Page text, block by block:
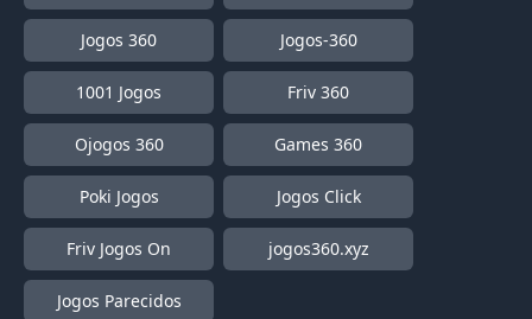
Jogos 360 Jogos-360
1001 Jogos Friv 360
Ojogos 360 Games 360
Poki Jogos Jogos Click
Friv Jogos On jogos360.xyz
Jogos Parecidos